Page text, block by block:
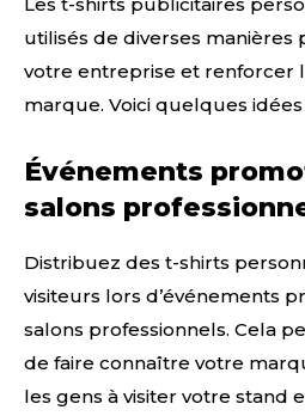
utilisés de diverses
votre entreprise et renforcer
marque. Voici quelques idées
Événements
salons
Distribuez des t-shirts
visiteurs lors d’événements
salons professionnels. Cela
de faire connaître votre
les gens à visiter votre stand